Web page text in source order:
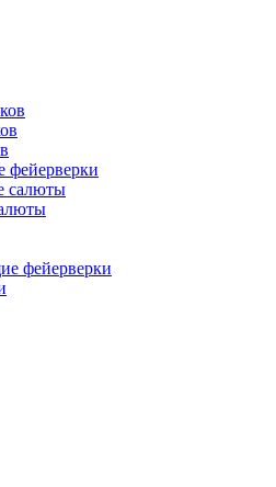
фейерверки
салюты
фейерверки